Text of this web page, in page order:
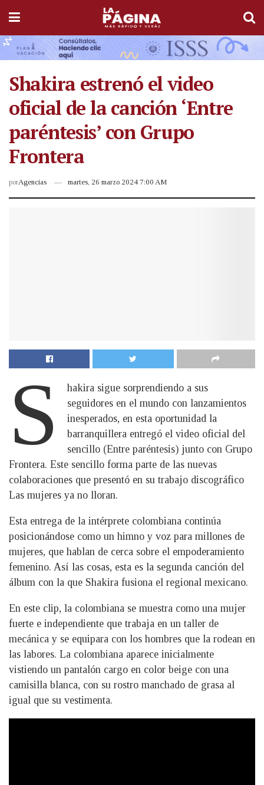
Shakira estrenó el video
oficial de la canción ‘Entre
paréntesis’ con Grupo
Frontera
porAgencias martes, 26 marzo 2024 7:00 AM
S
hakira sigue sorprendiendo a sus
seguidores en el mundo con lanzamientos
inesperados, en esta oportunidad la
barranquillera entregó el video oficial del
sencillo (Entre paréntesis) junto con Grupo
Frontera. Este sencillo forma parte de las nuevas
colaboraciones que presentó en su trabajo discográfico
Las mujeres ya no lloran.
Esta entrega de la intérprete colombiana continúa
posicionándose como un himno y voz para millones de
mujeres, que hablan de cerca sobre el empoderamiento
femenino. Así las cosas, esta es la segunda canción del
álbum con la que Shakira fusiona el regional mexicano.
En este clip, la colombiana se muestra como una mujer
fuerte e independiente que trabaja en un taller de
mecánica y se equipara con los hombres que la rodean en
las labores. La colombiana aparece inicialmente
vistiendo un pantalón cargo en color beige con una
camisilla blanca, con su rostro manchado de grasa al
igual que su vestimenta.